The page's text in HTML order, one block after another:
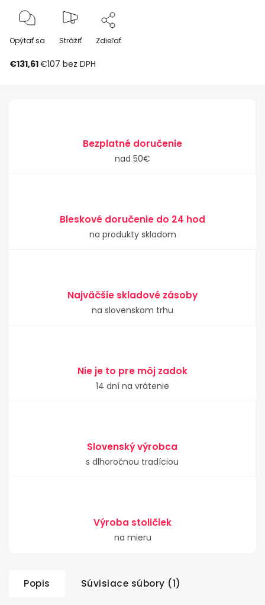
€131,61€107 bez DPH
Opýtať sa Strážiť Zdieľať
Bezplatné doručenie
nad 50€
Bleskové doručenie do 24 hod
na produkty skladom
Najväčšie skladové zásoby
na slovenskom trhu
Nie je to pre môj zadok
14 dní na vrátenie
Slovenský výrobca
s dlhoročnou tradíciou
Výroba stoličiek
na mieru
Popis Súvisiace súbory (1)